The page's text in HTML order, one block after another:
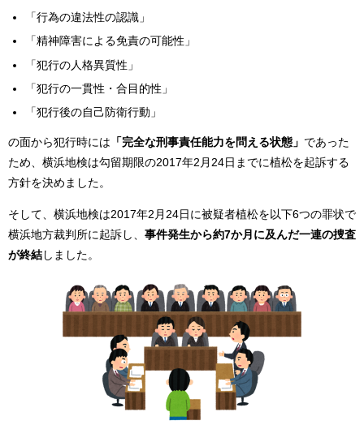
「行為の違法性の認識」
「精神障害による免責の可能性」
「犯行の人格異質性」
「犯行の一貫性・合目的性」
「犯行後の自己防衛行動」
の面から犯行時には 「完全な刑事責任能力を問える状態」 であった
ため、横浜地検は勾留期限の2017年2月24日までに植松を起訴する
方針を決めました。
そして、横浜地検は2017年2月24日に被疑者植松を以下6つの罪状で
横浜地方裁判所に起訴し、 事件発生から約7か月に及んだ一連の捜査
が終結 しました。